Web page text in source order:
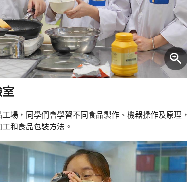
場，同學們會學習不同食品製作、機器操作及原理，
和食品包裝方法。